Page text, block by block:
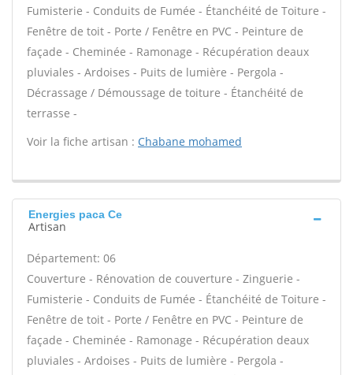
Fumisterie - Conduits de Fumée - Étanchéité de Toiture -
Fenêtre de toit - Porte / Fenêtre en PVC - Peinture de
façade - Cheminée - Ramonage - Récupération deaux
pluviales - Ardoises - Puits de lumière - Pergola -
Décrassage / Démoussage de toiture - Étanchéité de
terrasse -
Voir la fiche artisan : Chabane mohamed
Energies paca Ce
Artisan
Département: 06
Couverture - Rénovation de couverture - Zinguerie -
Fumisterie - Conduits de Fumée - Étanchéité de Toiture -
Fenêtre de toit - Porte / Fenêtre en PVC - Peinture de
façade - Cheminée - Ramonage - Récupération deaux
pluviales - Ardoises - Puits de lumière - Pergola -